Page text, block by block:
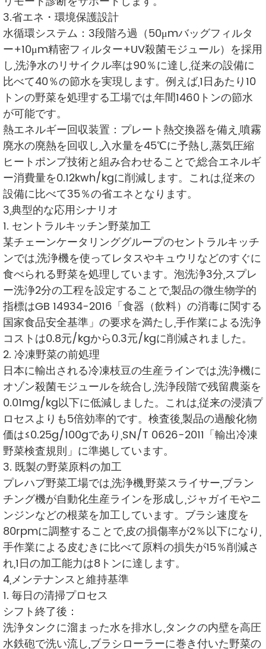
3.省エネ・環境保護設計
水循環システム：3段階ろ過（50μmバッグフィルタ
ー+10μm精密フィルター+UV殺菌モジュール）を採用
し,洗浄水のリサイクル率は90％に達し,従来の設備に
比べて40％の節水を実現します。例えば,1日あたり10
トンの野菜を処理する工場では,年間1460トンの節水
が可能です。
熱エネルギー回収装置：プレート熱交換器を備え,噴霧
廃水の廃熱を回収し,入水量を45℃に予熱し,蒸気圧縮
ヒートポンプ技術と組み合わせることで,総合エネルギ
ー消費量を0.12kwh/kgに削減します。これは,従来の
設備に比べて35％の省エネとなります。
3,典型的な応用シナリオ
1. セントラルキッチン野菜加工
某チェーンケータリンググループのセントラルキッチ
ンでは,洗浄機を使ってレタスやキュウリなどのすぐに
食べられる野菜を処理しています。泡洗浄3分,スプレ
ー洗浄2分の工程を設定することで,製品の微生物学的
指標はGB 14934-2016「食器（飲料）の消毒に関する
国家食品安全基準」の要求を満たし,手作業による洗浄
コストは0.8元/kgから0.3元/kgに削減されました。
2. 冷凍野菜の前処理
日本に輸出される冷凍枝豆の生産ラインでは,洗浄機に
オゾン殺菌モジュールを統合し,洗浄段階で残留農薬を
0.01mg/kg以下に低減しました。これは,従来の浸漬プ
ロセスよりも5倍効率的です。検査後,製品の過酸化物
価は≤0.25g/100gであり,SN/T 0626-2011「輸出冷凍
野菜検査規則」に準拠しています。
3. 既製の野菜原料の加工
プレハブ野菜工場では,洗浄機,野菜スライサー,ブラン
チング機が自動化生産ラインを形成し,ジャガイモやニ
ンジンなどの根菜を加工しています。ブラシ速度を
80rpmに調整することで,皮の損傷率が2％以下になり,
手作業による皮むきに比べて原料の損失が15％削減さ
れ,1日の加工能力は8トンに達します。
4,メンテナンスと維持基準
1. 毎日の清掃プロセス
シフト終了後：
洗浄タンクに溜まった水を排水し,タンクの内壁を高圧
水鉄砲で洗い流し,ブラシローラーに巻き付いた野菜の